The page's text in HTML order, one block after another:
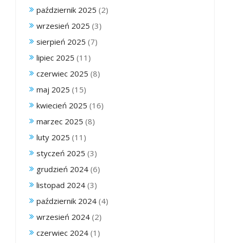
październik 2025 (2)
wrzesień 2025 (3)
sierpień 2025 (7)
lipiec 2025 (11)
czerwiec 2025 (8)
maj 2025 (15)
kwiecień 2025 (16)
marzec 2025 (8)
luty 2025 (11)
styczeń 2025 (3)
grudzień 2024 (6)
listopad 2024 (3)
październik 2024 (4)
wrzesień 2024 (2)
czerwiec 2024 (1)